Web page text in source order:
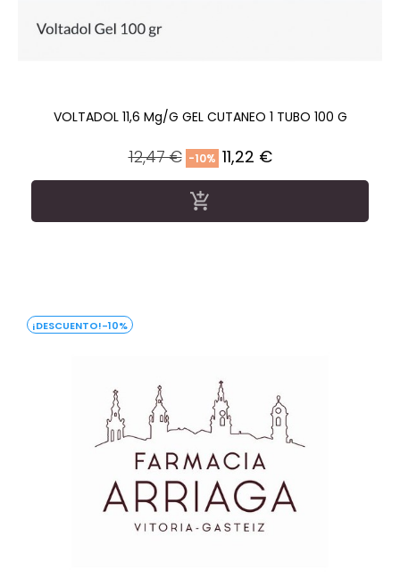
VOLTADOL 11,6 Mg/g GEL CUTANEO 1 TUBO 100 G
Precio
regular
12,47 € -10% Precio
11,22 €

-10%